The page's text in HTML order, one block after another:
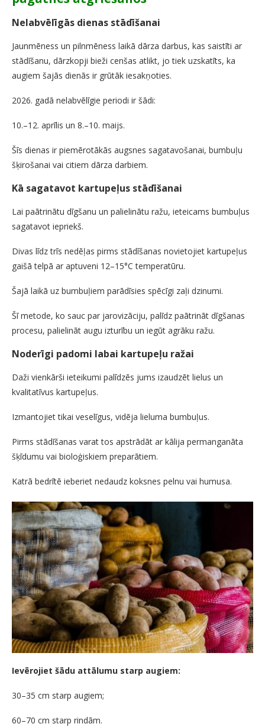
Nelabvēlīgās dienas stādīšanai
Jaunmēness un pilnmēness laikā dārza darbus, kas saistīti ar
stādīšanu, dārzkopji bieži cenšas atlikt, jo tiek uzskatīts, ka
augiem šajās dienās ir grūtāk iesakņoties.
2026. gadā nelabvēlīgie periodi ir šādi:
10.–12. aprīlis un 8.–10. maijs.
Šīs dienas ir piemērotākās augsnes sagatavošanai, bumbuļu
šķirošanai vai citiem dārza darbiem.
Kā sagatavot kartupeļus stādīšanai
Lai paātrinātu dīgšanu un palielinātu ražu, ieteicams bumbuļus
sagatavot iepriekš.
Divas līdz trīs nedēļas pirms stādīšanas novietojiet kartupeļus
gaišā telpā ar aptuveni 12–15°C temperatūru.
Šajā laikā uz bumbuļiem parādīsies spēcīgi zaļi dzinumi.
Šī metode, ko sauc par jarovizāciju, palīdz paātrināt dīgšanas
procesu, palielināt augu izturību un iegūt agrāku ražu.
Noderīgi padomi labai kartupeļu ražai
Daži vienkārši ieteikumi palīdzēs jums izaudzēt lielus un
kvalitatīvus kartupeļus.
Izmantojiet tikai veselīgus, vidēja lieluma bumbuļus.
Pirms stādīšanas varat tos apstrādāt ar kālija permanganāta
šķīdumu vai bioloģiskiem preparātiem.
Katrā bedrītē ieberiet nedaudz koksnes pelnu vai humusa.
Ievērojiet šādu attālumu starp augiem:
30–35 cm starp augiem;
60–70 cm starp rindām.